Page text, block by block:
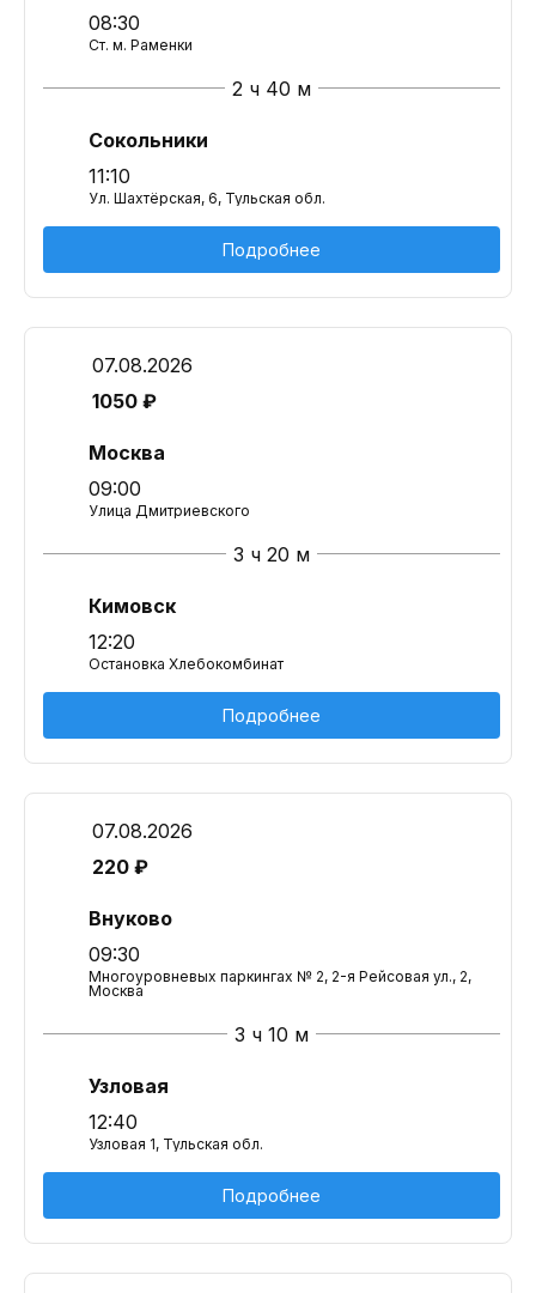
08:30
Ст. м. Раменки
2 ч 40 м
Сокольники
11:10
Ул. Шахтёрская, 6, Тульская обл.
Подробнее
07.08.2026
1050 ₽
Москва
09:00
Улица Дмитриевского
3 ч 20 м
Кимовск
12:20
Остановка Хлебокомбинат
Подробнее
07.08.2026
220 ₽
Внуково
09:30
Многоуровневых паркингах № 2, 2-я Рейсовая ул., 2,
Москва
3 ч 10 м
Узловая
12:40
Узловая 1, Тульская обл.
Подробнее